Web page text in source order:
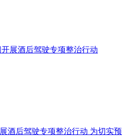
展酒后驾驶专项整治行动
酒后驾驶专项整治行动 为切实预